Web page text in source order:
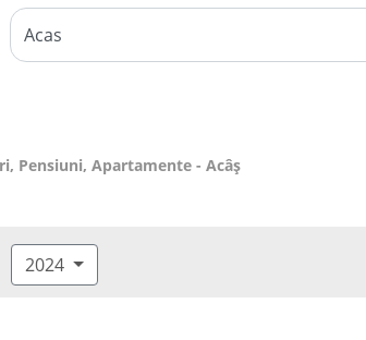
Pensiuni, Apartamente - Acâş
2024